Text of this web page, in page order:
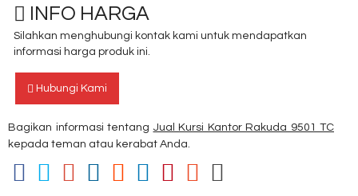
INFO HARGA
Silahkan menghubungi kontak kami untuk mendapatkan
informasi harga produk ini.
Hubungi Kami
Bagikan informasi tentang Jual Kursi Kantor Rakuda 9501 TC
kepada teman atau kerabat Anda.